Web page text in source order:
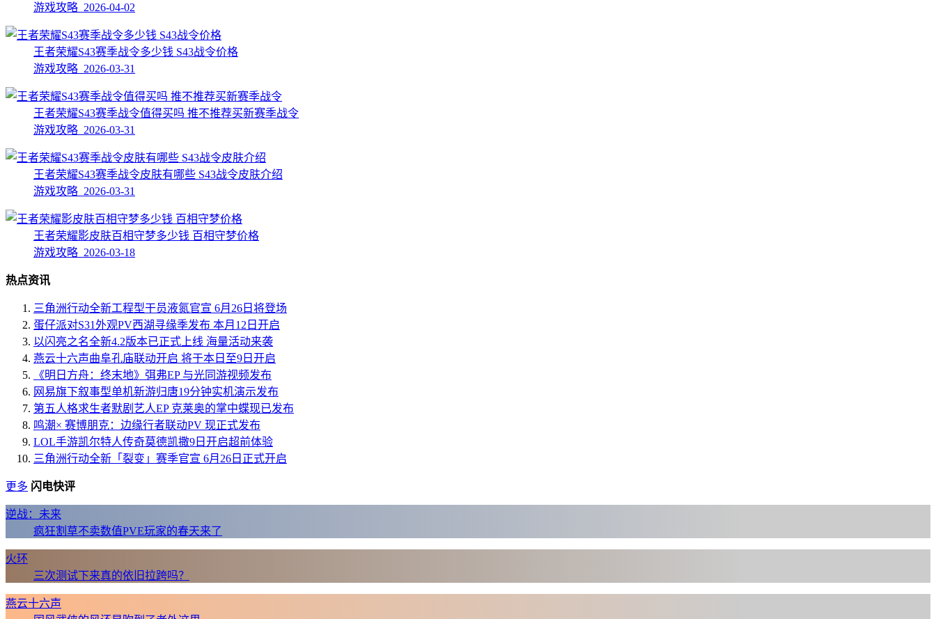
游戏攻略 2026-04-02
王者荣耀S43赛季战令多少钱 S43战令价格
游戏攻略 2026-03-31
王者荣耀S43赛季战令值得买吗 推不推荐买新赛季战令
游戏攻略 2026-03-31
王者荣耀S43赛季战令皮肤有哪些 S43战令皮肤介绍
游戏攻略 2026-03-31
王者荣耀影皮肤百相守梦多少钱 百相守梦价格
游戏攻略 2026-03-18
热点资讯
三角洲行动全新工程型干员液氮官宣 6月26日将登场
蛋仔派对S31外观PV西湖寻缘季发布 本月12日开启
以闪亮之名全新4.2版本已正式上线 海量活动来袭
燕云十六声曲阜孔庙联动开启 将于本日至9日开启
《明日方舟：终末地》弭弗EP 与光同游视频发布
网易旗下叙事型单机新游归唐19分钟实机演示发布
第五人格求生者默剧艺人EP 克莱奥的掌中蝶现已发布
鸣潮× 赛博朋克：边缘行者联动PV 现正式发布
LOL手游凯尔特人传奇莫德凯撒9日开启超前体验
三角洲行动全新「裂变」赛季官宣 6月26日正式开启
更多 闪电快评
逆战：未来
疯狂割草不卖数值PVE玩家的春天来了
火环
三次测试下来真的依旧拉跨吗？
燕云十六声